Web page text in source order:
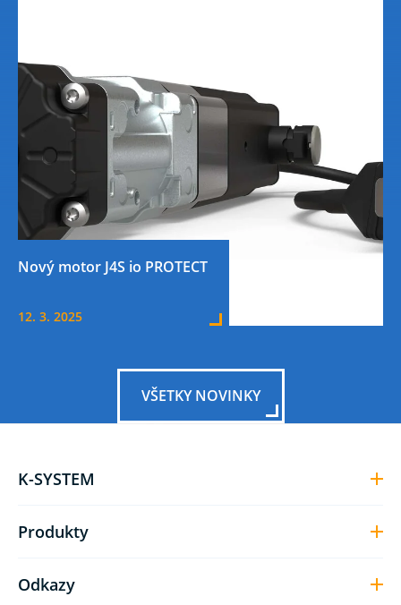
Nový motor J4S io PROTECT
12. 3. 2025
VŠETKY NOVINKY
K-SYSTEM
Produkty
Odkazy